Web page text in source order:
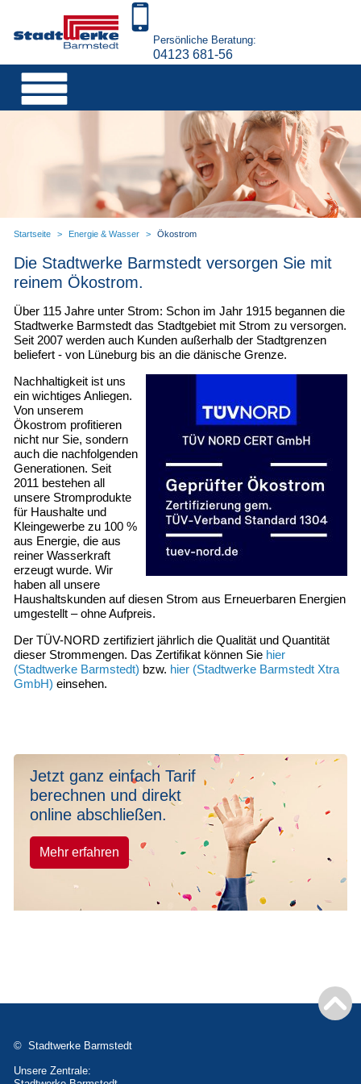
Persönliche Beratung:
04123 681-56
Startseite > Energie & Wasser > Ökostrom
Die Stadtwerke Barmstedt versorgen Sie mit
reinem Ökostrom.
Über 115 Jahre unter Strom: Schon im Jahr 1915 begannen die
Stadtwerke Barmstedt das Stadtgebiet mit Strom zu versorgen.
Seit 2007 werden auch Kunden außerhalb der Stadtgrenzen
beliefert - von Lüneburg bis an die dänische Grenze.
Nachhaltigkeit ist uns
ein wichtiges Anliegen.
Von unserem
Ökostrom profitieren
nicht nur Sie, sondern
auch die nachfolgenden
Generationen. Seit
2011 bestehen all
unsere Stromprodukte
für Haushalte und
Kleingewerbe zu 100 %
aus Energie, die aus
reiner Wasserkraft
erzeugt wurde. Wir
haben all unsere
Haushaltskunden auf diesen Strom aus Erneuerbaren Energien
umgestellt – ohne Aufpreis.
Der TÜV-NORD zertifiziert jährlich die Qualität und Quantität
dieser Strommengen. Das Zertifikat können Sie hier
(Stadtwerke Barmstedt) bzw. hier (Stadtwerke Barmstedt Xtra
GmbH) einsehen.
Jetzt ganz einfach Tarif
berechnen und direkt
online abschließen.
Mehr erfahren
© Stadtwerke Barmstedt
Unsere Zentrale: